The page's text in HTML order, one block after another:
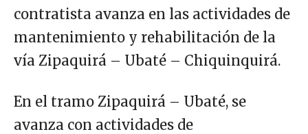
contratista avanza en las actividades de
mantenimiento y rehabilitación de la
vía Zipaquirá – Ubaté – Chiquinquirá.
En el tramo Zipaquirá – Ubaté, se
avanza con actividades de